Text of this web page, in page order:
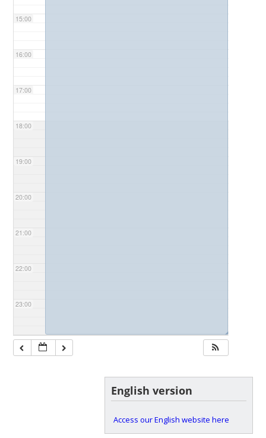
15:00
16:00
17:00
18:00
19:00
20:00
21:00
22:00
23:00
◢
English version
Access our English website here